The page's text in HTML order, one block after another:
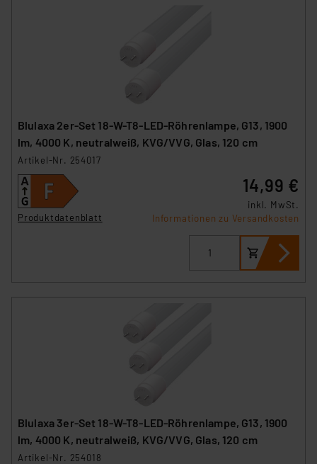
Blulaxa 2er-Set 18-W-T8-LED-Röhrenlampe, G13, 1900
lm, 4000 K, neutralweiß, KVG/VVG, Glas, 120 cm
Artikel-Nr. 254017
Produktdatenblatt
14,99 €
inkl. MwSt.
Informationen zu Versandkosten
Blulaxa 3er-Set 18-W-T8-LED-Röhrenlampe, G13, 1900
lm, 4000 K, neutralweiß, KVG/VVG, Glas, 120 cm
Artikel-Nr. 254018